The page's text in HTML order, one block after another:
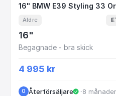
16" BMW E39 Styling
Äldre
16"
Begagnade - bra skick
4 995 kr
O Återförsäljare ··8